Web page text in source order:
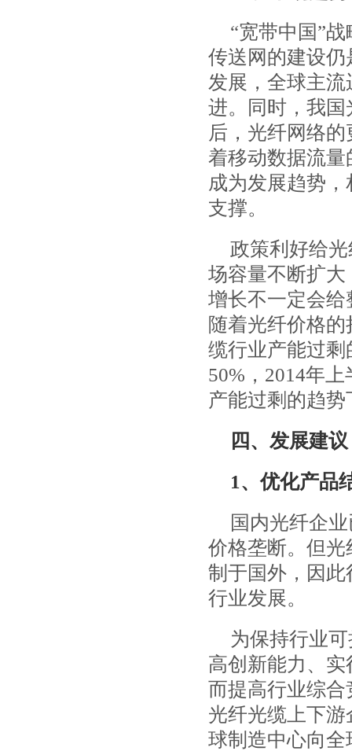
“宽带中国”
传送网的建设仍
发展，全球主流
进。同时，我国
后，光纤网络
着移动数据流
成为发展趋势
支撑。
政策利好给
场容量不断扩
增长不一定会
随着光纤价格
缆行业产能过剩
50%，2014年
产能过剩的趋
四、发展建议
1、优化产品
国内光纤企
价格垄断。但
制于国外，因此
行业发展。
为保持行业
高创新能力、
而提高行业综
光纤光缆上下
球制造中心向